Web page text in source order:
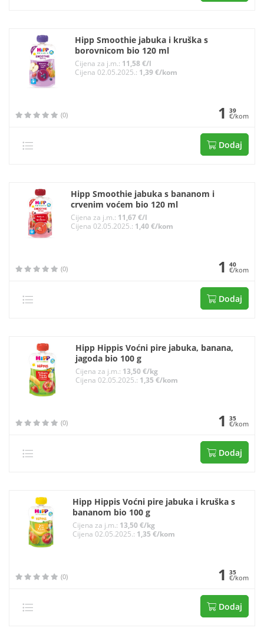
Hipp Smoothie jabuka i kruška s
borovnicom bio 120 ml
Cijena za j.m.: 11,58 €/l
Cijena 02.05.2025.: 1,39 €/kom
(0) 1 39
€/kom
Dodaj
Hipp Smoothie jabuka s bananom i
crvenim voćem bio 120 ml
Cijena za j.m.: 11,67 €/l
Cijena 02.05.2025.: 1,40 €/kom
(0) 1 40
€/kom
Dodaj
Hipp Hippis Voćni pire jabuka, banana,
jagoda bio 100 g
Cijena za j.m.: 13,50 €/kg
Cijena 02.05.2025.: 1,35 €/kom
(0) 1 35
€/kom
Dodaj
Hipp Hippis Voćni pire jabuka i kruška s
bananom bio 100 g
Cijena za j.m.: 13,50 €/kg
Cijena 02.05.2025.: 1,35 €/kom
(0) 1 35
€/kom
Dodaj